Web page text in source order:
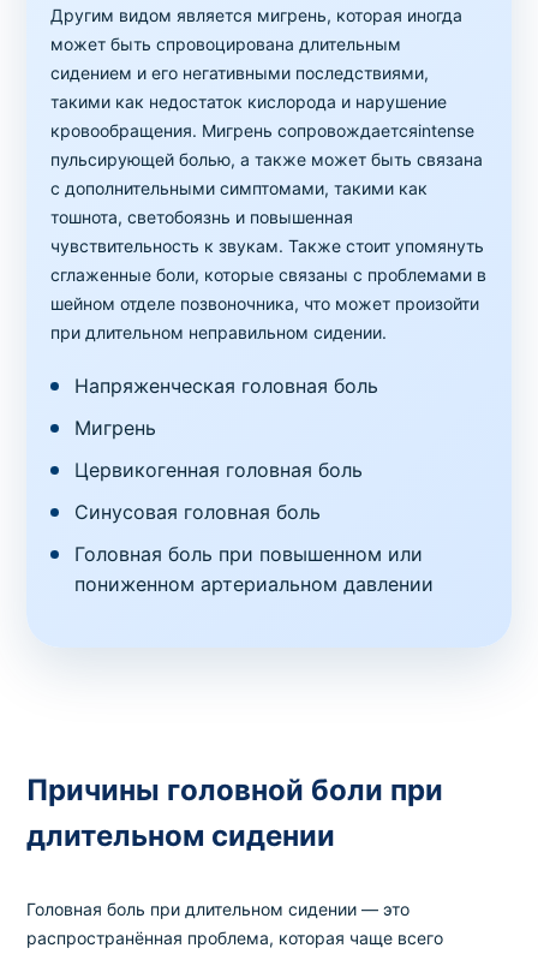
Другим видом является мигрень, которая иногда
может быть спровоцирована длительным
сидением и его негативными последствиями,
такими как недостаток кислорода и нарушение
кровообращения. Мигрень сопровождаетсяintense
пульсирующей болью, а также может быть связана
с дополнительными симптомами, такими как
тошнота, светобоязнь и повышенная
чувствительность к звукам. Также стоит упомянуть
сглаженные боли, которые связаны с проблемами в
шейном отделе позвоночника, что может произойти
при длительном неправильном сидении.
Напряженческая головная боль
Мигрень
Цервикогенная головная боль
Синусовая головная боль
Головная боль при повышенном или
пониженном артериальном давлении
Причины головной боли при
длительном сидении
Головная боль при длительном сидении — это
распространённая проблема, которая чаще всего